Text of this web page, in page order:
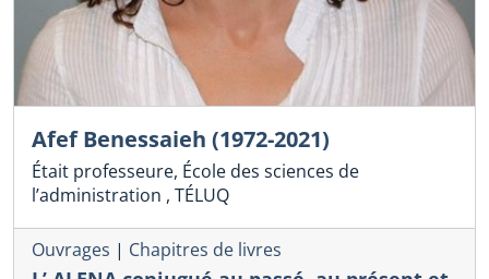
Afef Benessaieh (1972-2021)
Était professeure, École des sciences de
l’administration , TÉLUQ
Ouvrages | Chapitres de livres